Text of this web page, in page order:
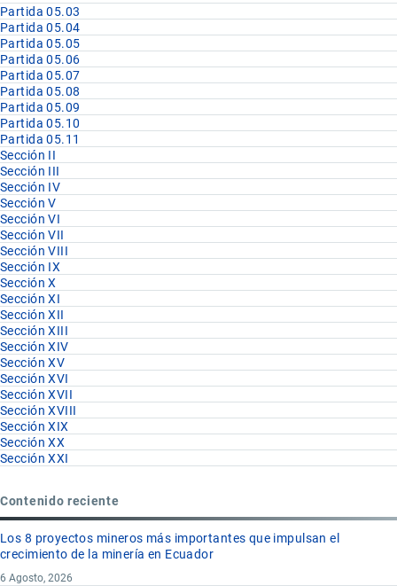
Partida 05.03
Partida 05.04
Partida 05.05
Partida 05.06
Partida 05.07
Partida 05.08
Partida 05.09
Partida 05.10
Partida 05.11
Sección II
Sección III
Sección IV
Sección V
Sección VI
Sección VII
Sección VIII
Sección IX
Sección X
Sección XI
Sección XII
Sección XIII
Sección XIV
Sección XV
Sección XVI
Sección XVII
Sección XVIII
Sección XIX
Sección XX
Sección XXI
Contenido reciente
Los 8 proyectos mineros más importantes que impulsan el
crecimiento de la minería en Ecuador
6 Agosto, 2026